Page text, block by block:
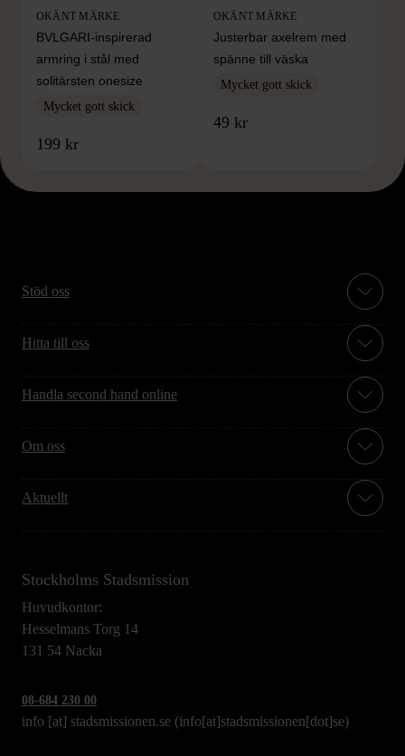
OKÄNT MÄRKE
BVLGARI-inspirerad
armring i stål med
solitärsten onesize
Mycket gott skick
199 kr
OKÄNT MÄRKE
Justerbar axelrem med
spänne till väska
Mycket gott skick
49 kr
Stöd oss
Hitta till oss
Handla second hand online
Om oss
Aktuellt
Stockholms Stadsmission
Huvudkontor:
Hesselmans Torg 14
131 54 Nacka
08-684 230 00
info [at] stadsmissionen.se (info[at]stadsmissionen[dot]se)